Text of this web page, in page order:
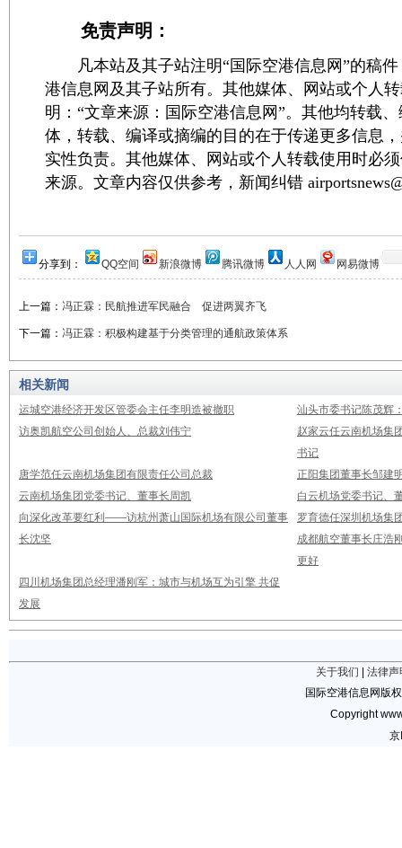
免责声明：
凡本站及其子站注明“国际空港信息网”的稿件
港信息网及其子站所有。其他媒体、网站或个人
明：“文章来源：国际空港信息网”。其他均转载
体，转载、编译或摘编的目的在于传递更多信息
实性负责。其他媒体、网站或个人转载使用时必
来源。文章内容仅供参考，新闻纠错
分享到： QQ空间 新浪微博 腾讯微博 人人网 网易微博
上一篇： 冯正霖：民航推进军民融合 促进两翼齐飞
下一篇： 冯正霖：积极构建基于分类管理的通航政策体系
相关新闻
运城空港经济开发区管委会主任李明造被撤职
汕头市委书记陈茂辉
访奥凯航空公司创始人、总裁刘伟宁
赵家云任云南机场集
书记
唐学范任云南机场集团有限责任公司总裁
正阳集团董事长邹建
云南机场集团党委书记、董事长周凯
白云机场党委书记、
向深化改革要红利——访杭州萧山国际机场有限公司董事
长沈坚
罗育德任深圳机场集
成都航空董事长庄浩
更好
四川机场集团总经理潘刚军：城市与机场互为引擎 共促
发展
关于我们
法律声
国际空港信息网版
Copyright